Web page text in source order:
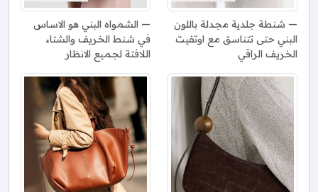
شنطة جلدية مجدلة باللون
البني حتى تتناسق مع اوتفيت
الخريف الراقي
الشمواه البني هو الاساس
في شنط الخريف والشتاء
اللافتة لجميع الانظار